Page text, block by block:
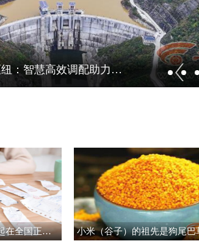
“汉水北上·润泽三秦”|三河口水利枢纽：智慧高效调配助力汉水北上
国家税务总局：12月1日起在全国正式推广应用数电发票